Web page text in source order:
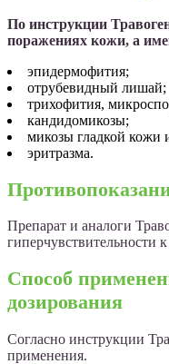
По инструкции
поражениях кожи, а
эпидермофития;
отрубевидный лишай;
трихофития,
кандидомикозы;
микозы гладкой кожи
эритразма.
Препарат и аналоги
гиперчувствительности
Способ
дозирования
Согласно инструкции
применения.